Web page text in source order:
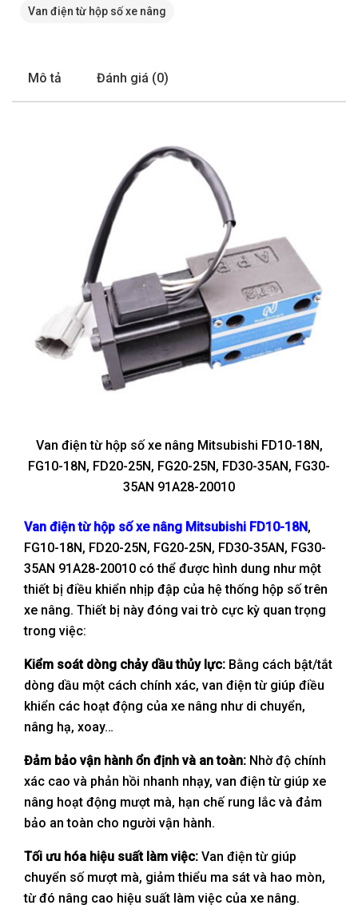
Van điện từ hộp số xe nâng
Mô tả Đánh giá (0)
Van điện từ hộp số xe nâng Mitsubishi FD10-18N,
FG10-18N, FD20-25N, FG20-25N, FD30-35AN, FG30-
35AN 91A28-20010
Van điện từ hộp số xe nâng Mitsubishi FD10-18N,
FG10-18N, FD20-25N, FG20-25N, FD30-35AN, FG30-
35AN 91A28-20010 có thể được hình dung như một
thiết bị điều khiển nhịp đập của hệ thống hộp số trên
xe nâng. Thiết bị này đóng vai trò cực kỳ quan trọng
trong việc:
Kiểm soát dòng chảy dầu thủy lực: Bằng cách bật/tắt
dòng dầu một cách chính xác, van điện từ giúp điều
khiển các hoạt động của xe nâng như di chuyển,
nâng hạ, xoay…
Đảm bảo vận hành ổn định và an toàn: Nhờ độ chính
xác cao và phản hồi nhanh nhạy, van điện từ giúp xe
nâng hoạt động mượt mà, hạn chế rung lắc và đảm
bảo an toàn cho người vận hành.
Tối ưu hóa hiệu suất làm việc: Van điện từ giúp
chuyển số mượt mà, giảm thiểu ma sát và hao mòn,
từ đó nâng cao hiệu suất làm việc của xe nâng.